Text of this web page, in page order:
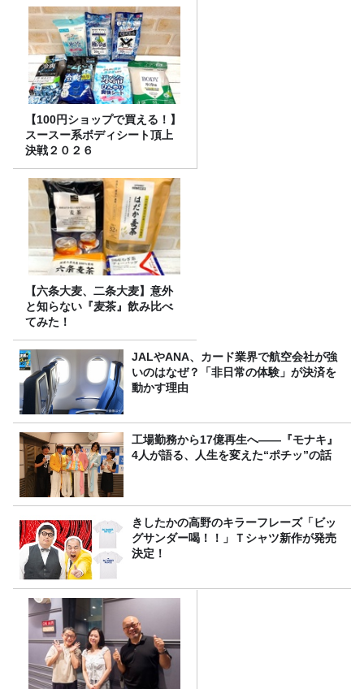
【100円ショップで買える！】
スースー系ボディシート頂上
決戦２０２６
【六条大麦、二条大麦】意外
と知らない『麦茶』飲み比べ
てみた！
JALやANA、カード業界で航空会社が強
いのはなぜ？「非日常の体験」が決済を
動かす理由
工場勤務から17億再生へ——『モナキ』
4人が語る、人生を変えた“ポチッ”の話
きしたかの高野のキラーフレーズ「ビッ
グサンダー喝！！」Ｔシャツ新作が発売
決定！